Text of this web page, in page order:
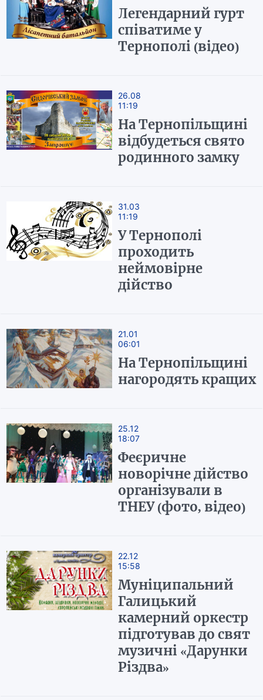
Легендарний гурт
співатиме у
Тернополі (відео)
26.08
11:19
На Тернопільщині
відбудеться свято
родинного замку
31.03
11:19
У Тернополі
проходить
неймовірне
дійство
21.01
06:01
На Тернопільщині
нагородять кращих
25.12
18:07
Феєричне
новорічне дійство
організували в
ТНЕУ (фото, відео)
22.12
15:58
Муніципальний
Галицький
камерний оркестр
підготував до свят
музичні «Дарунки
Різдва»